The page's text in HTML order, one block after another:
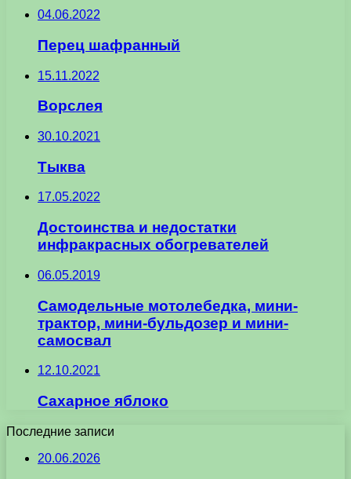
04.06.2022
Перец шафранный
15.11.2022
Ворслея
30.10.2021
Тыква
17.05.2022
Достоинства и недостатки
инфракрасных обогревателей
06.05.2019
Самодельные мотолебедка, мини-
трактор, мини-бульдозер и мини-
самосвал
12.10.2021
Сахарное яблоко
Последние записи
20.06.2026